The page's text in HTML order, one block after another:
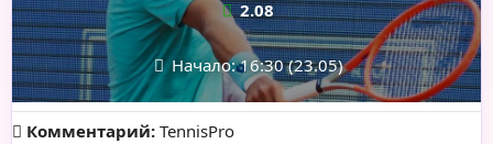
2.08
Начало: 16:30 (23.05)
Комментарий: TennisPro